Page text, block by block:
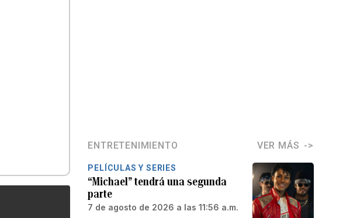
ENTRETENIMIENTO VER MÁS
PELÍCULAS Y SERIES
“Michael” tendrá una segunda
parte
7 de agosto de 2026 a las 11:56 a.m.